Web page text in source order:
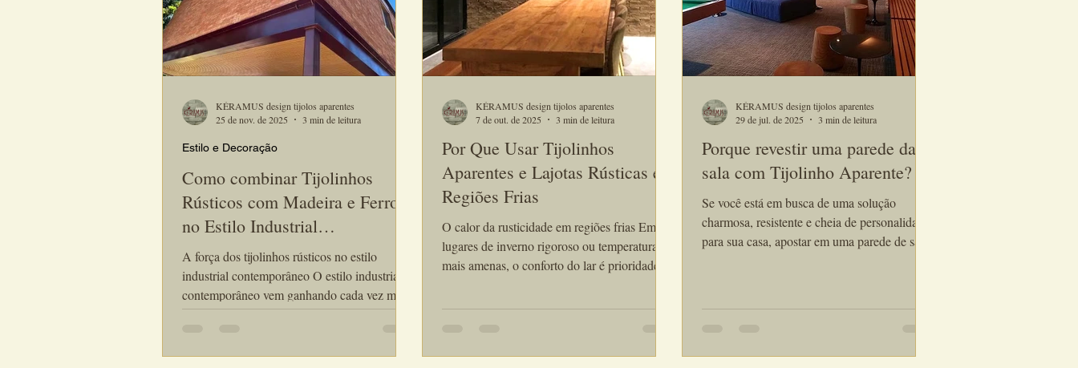
Como combinar Tijolinhos
Rústicos com Madeira e Ferro
no Estilo Industrial
Contemporâneo
A força dos tijolinhos rústicos no estilo
industrial contemporâneo O estilo industrial
contemporâneo vem ganhando cada vez mais
espaço nos projetos de arquitetura e
entre elementos brutos e acabamentos
Estilo e Decoração
KÉRAMUS design tijolos aparentes
25 de nov. de 2025
3 min de leitura
Por Que Usar Tijolinhos
Aparentes e Lajotas Rústicas em
Regiões Frias
O calor da rusticidade em regiões frias Em
lugares de inverno rigoroso ou temperaturas
mais amenas, o conforto do lar é prioridade.
beleza artesanal.
KÉRAMUS design tijolos aparentes
7 de out. de 2025
3 min de leitura
Porque revestir uma parede da
sala com Tijolinho Aparente?
Se você está em busca de uma solução
charmosa, resistente e cheia de personalidade
para sua casa, apostar em uma parede de sala
trabalhamos com tijolinhos artesanais de
KÉRAMUS design tijolos aparentes
29 de jul. de 2025
3 min de leitura